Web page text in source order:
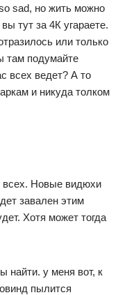
sad, но жить можно
тут за 4К угараете.
или только
там подумайте
всех ведет? А то
и никуда толком
всех. Новые видюхи
завален этим
Хотя может тогда
найти. у меня вот, к
пылится